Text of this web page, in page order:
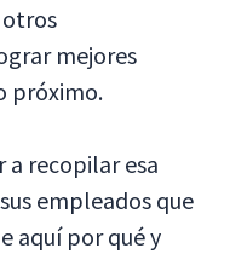
otros
mejores
próximo.
a recopilar esa
empleados que
aquí por qué y